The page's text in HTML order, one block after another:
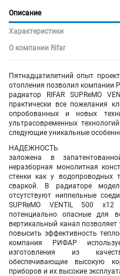
Описание
Характеристики
О компании Rifar
Пятнадцатилетний опыт
отопления позволил компании
радиатор RIFAR SUPReMO
практически все пожелания
опробованных и новых
ультрасовременных
следующие уникальные
НАДЕЖНОСТЬ
заложена в
неразборная монолитная
стенки как у водопроводных
сваркой. В радиаторе
отсутствуют ниппельные
SUPReMO VENTIL 500 х12
потенциально опасные для
вертикальный канал
повысить эффективность
компания РИФАР
изготовления из
обеспечивающие высокую
приборов и их высокие